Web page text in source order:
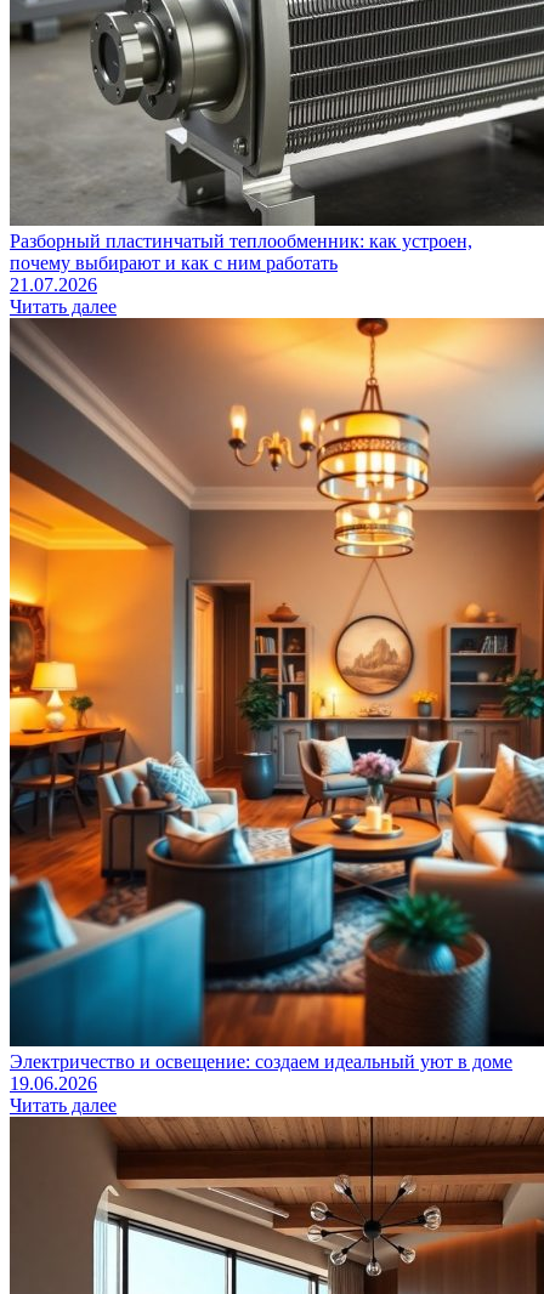
Разборный пластинчатый теплообменник: как устроен,
почему выбирают и как с ним работать
21.07.2026
Читать далее
Электричество и освещение: создаем идеальный уют в доме
19.06.2026
Читать далее